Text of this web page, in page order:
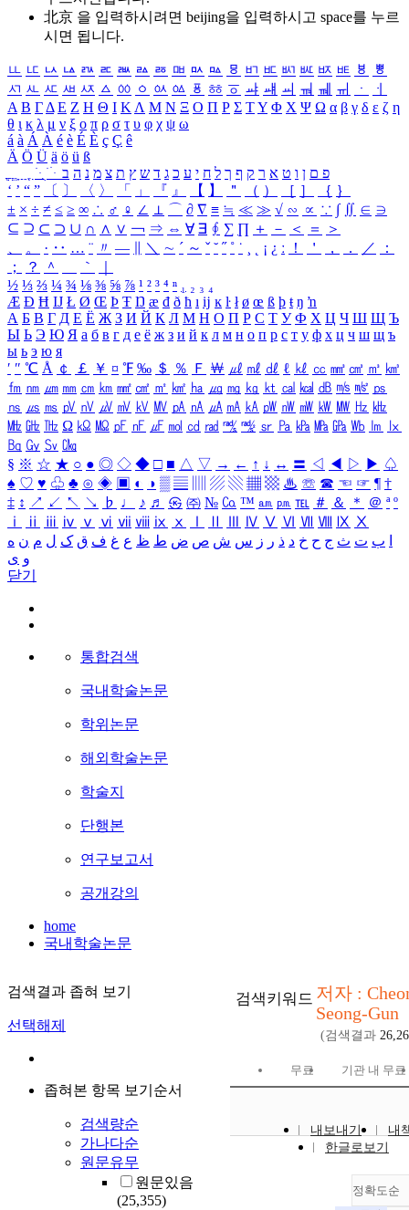
北京 을 입력하시려면 beijing을 입력하시고 space를 누르
시면 됩니다.
ㅥ ㅦ ㅧ ㅨ ㅩ ㅪ ㅫ ㅬ ㅭ ㅮ ㅯ ㅰ ㅱ ㅲ ㅳ ㅴ ㅵ ㅶ ㅷ ㅸ
ㅹ
ㅺ ㅻ ㅼ ㅽ ㅾ ㅿ ㆀ ㆁ ㆂ ㆃ ㆄ ㆅ ㆆ ㆇ ㆈ ㆉ ㆊ ㆋ ㆌ ㆍ
ㆎ
Α Β ΓΔ Ε Ζ Η Θ Ι ΚΛ Μ Ν Ξ Ο Π Ρ Σ ΤΥ Φ Χ Ψ Ω α β γ δ ε ζ η
θ ι κ λ μ ν ξ ο π ρ σ τ υ φ χ ψ ω
á à Á À é è É È ç Ç ê
Ä Ö Ü ä ö ü ß
ִֶֹ ֻּ ׁׂ פ ם ן ו ט א ר ק ף ך ל ח י ע כ ג ד ש ץ ת צ מ נ ה ב
‘ ’ “ ” 〔 〕 〈 〉 「 」 『 』 【 】 ＂ （ ） ［ ］ ｛ ｝
± × ÷ ≠ ≤ ≥ ∞ ∴ ♂ ♀ ∠ ⊥ ⌒ ∂ ∇ ≡ ≒ ≪ ≫ √ ∽ ∝ ∵ ∫ ∬ ∈ ∋
⊆ ⊇ ⊂ ⊃ ∪ ∩ ∧ ∨ ￢ ⇒ ⇔ ∀ ∃ ∮ ∑ ∏ ＋ － ＜ ＝
＞
、
。 · ‥ … ¨ 〃 ― ＼ ∼ ´ ～ ˇ ˘ ˝ ˚ ˙ ¸ ¡ ¿ ː ！ ＇ ， ． ／
：
；
？ ＾ ｀
½ ⅓ ⅔ ¼ ¾ ⅛ ⅜ ⅝ ⅞ ¹ ² ³ ⁴ ⁿ ₁ ₂ ₃ ₄
Æ Ð Ħ Ĳ Ł Ø Œ Þ Ŧ Ŋ æ đ ð ħ ı ĳ ĸ ŀ ł ø œ ß þ ŧ ŋ ŉ
А Б В Г Д Е Ё Ж З И Й К Л М Н О П Р С Т У Ф Х Ц Ч Ш Щ Ъ
Ы Ь Э Ю Я а б в г д е ё ж з и й к л м н о п р с т у ф х ц ч ш щ ъ
ы ь э ю я
′ ″ ℃ Å ￠ ￡ ￥ ¤ ℉ ‰ ＄ ％ Ｆ ￦ ㎕ ㎖ ㎗ ℓ ㎘ ㏄ ㎣ ㎤ ㎥ ㎦
㎙ ㎚ ㎛ ㎜ ㎝ ㎞ ㎟ ㎠ ㎡ ㎢ ㏊ ㎍ ㎎ ㎏ ㏏ ㎈ ㎉ ㏈ ㎧ ㎨ ㎰
㎱ ㎲ ㎳ ㎴ ㎵ ㎶ ㎷ ㎸ ㎹ ㎀ ㎁ ㎂ ㎃ ㎄ ㎺ ㎻ ㎽ ㎾ ㎿ ㎐ ㎑
㎒ ㎓ ㎔ Ω ㏀ ㏁ ㎊ ㎋ ㎌ ㏖ ㏅ ㎭ ㎮ ㎯ ㏛ ㎩ ㎪ ㎫ ㎬ ㏝ ㏐
㏓
㏃ ㏉ ㏜ ㏆
§ ※ ☆ ★ ○ ● ◎ ◇ ◆ □ ■ △ ▽ → ← ↑ ↓ ↔ 〓 ◁ ◀ ▷ ▶ ♤
♠ ♡ ♥ ♧ ♣ ⊙ ◈ ▣ ◐ ◑ ▒ ▤ ▨ ▧ ▦ ▩ ♨ ☏ ☎ ☜ ☞ ¶ †
‡ ↕ ↗ ↙ ↖ ↘ ♭ ♩ ♪ ♬ ㉿ ㈜ № ㏇ ™ ㏂ ㏘ ℡ ＃ ＆ ＊ ＠ ª º
ⅰ
ⅱ ⅲ ⅳ ⅴ ⅵ ⅶ ⅷ ⅸ ⅹ Ⅳ Ⅴ Ⅵ Ⅶ Ⅷ Ⅸ Ⅹ
ب ت ث ج ح خ د ذ ر ز س ش ص ض ط ظ ع غ ف ق ک ل م ن ه
و ی
닫기
통합검색
국내학술논문
학위논문
해외학술논문
학술지
단행본
연구보고서
공개강의
home
국내학술논문
검색결과 좁혀 보기
선택해제
좁혀본 항목 보기순서
검색량순
가나다순
원문유무
원문있음
(25,355)
검색키워드 저자 :
Seong-Gun
(검색결과
무료 기관 내 무료
내보내기
내
한글로보기
정확도순